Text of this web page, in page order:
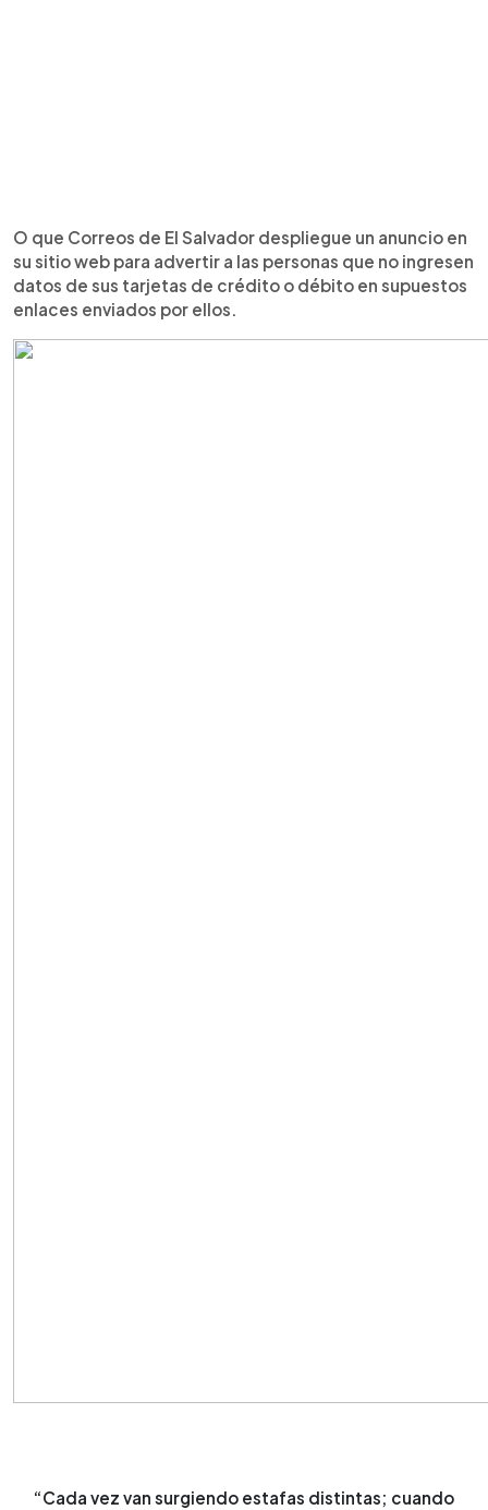
O que Correos de El Salvador despliegue un anuncio en
su sitio web para advertir a las personas que no ingresen
datos de sus tarjetas de crédito o débito en supuestos
enlaces enviados por ellos.
“Cada vez van surgiendo estafas distintas; cuando